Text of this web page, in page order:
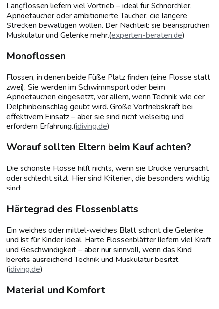
Langflossen liefern viel Vortrieb – ideal für Schnorchler,
Apnoetaucher oder ambitionierte Taucher, die längere
Strecken bewältigen wollen. Der Nachteil: sie beanspruchen
Muskulatur und Gelenke mehr.(experten-beraten.de)
Monoflossen
Flossen, in denen beide Füße Platz finden (eine Flosse statt
zwei). Sie werden im Schwimmsport oder beim
Apnoetauchen eingesetzt, vor allem, wenn Technik wie der
Delphinbeinschlag geübt wird. Große Vortriebskraft bei
effektivem Einsatz – aber sie sind nicht vielseitig und
erfordern Erfahrung.(idiving.de)
Worauf sollten Eltern beim Kauf achten?
Die schönste Flosse hilft nichts, wenn sie Drücke verursacht
oder schlecht sitzt. Hier sind Kriterien, die besonders wichtig
sind:
Härtegrad des Flossenblatts
Ein weiches oder mittel-weiches Blatt schont die Gelenke
und ist für Kinder ideal. Harte Flossenblätter liefern viel Kraft
und Geschwindigkeit – aber nur sinnvoll, wenn das Kind
bereits ausreichend Technik und Muskulatur besitzt.
(idiving.de)
Material und Komfort